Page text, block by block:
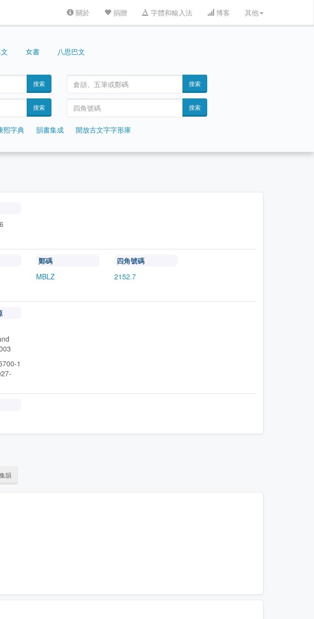
關於 捐贈 字體和輸入法 博客 其他
女書 八思巴文
搜索 搜索
搜索 搜索
熙字典 韻書集成 開放古文字字形庫
鄭碼
MBLZ
四角號碼
2152.7
1
集韻